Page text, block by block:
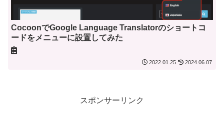
CocoonでGoogle Language Translatorのショートコ
ードをメニューに設置してみた
2022.01.25 2024.06.07
スポンサーリンク